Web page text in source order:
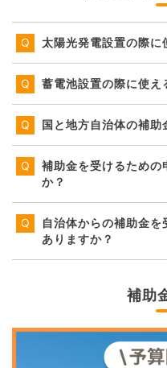
太陽光発電設置の際に
蓄電池設置の際に使え
国と地方自治体の補助
補助金を受けるための
か？
自治体からの補助金
ありますか？
補助